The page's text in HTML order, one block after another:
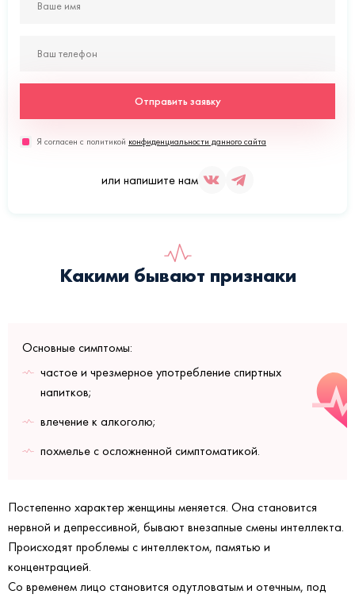
Отправить заявку
Я согласен с политикой конфиденциальности данного сайта
или напишите нам
Какими бывают признаки
Основные симптомы:
частое и чрезмерное употребление спиртных
напитков;
влечение к алкоголю;
похмелье с осложненной симптоматикой.
Постепенно характер женщины меняется. Она становится
нервной и депрессивной, бывают внезапные смены интеллекта.
Происходят проблемы с интеллектом, памятью и
концентрацией.
Со временем лицо становится одутловатым и отечным, под